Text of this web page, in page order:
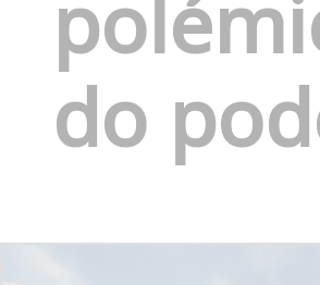
do